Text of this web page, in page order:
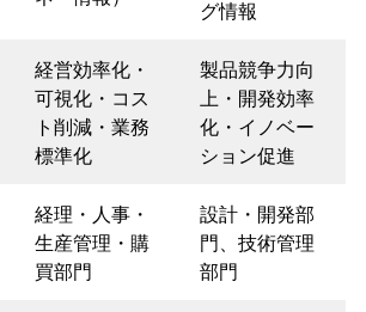
グ情報
経営効率化・
可視化・コス
ト削減・業務
標準化
製品競争力向
上・開発効率
化・イノベー
ション促進
経理・人事・
生産管理・購
買部門
設計・開発部
門、技術管理
部門